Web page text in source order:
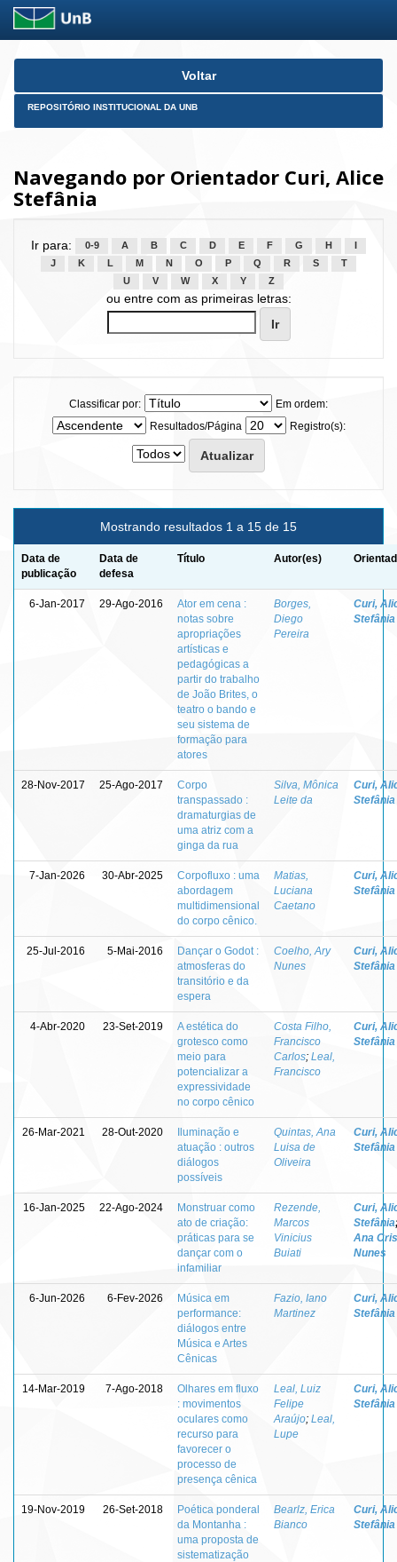
Skip
Voltar
REPOSITÓRIO INSTITUCIONAL DA UNB
Navegando por Orientador Curi, Alice
Stefânia
Ir para: 0-9 A B C D E F G H
J
K L M N O P Q R S
T
U
V W X Y Z
ou entre com as primeiras letras:
Classificar por:
Em ordem:
Resultados/Página
Registro(s):
Mostrando resultados 1 a 15 de 15
Data de
publicação
Data de
defesa
Título Autor(es)
6-Jan-2017 29-Ago-2016
Ator em cena :
notas sobre
apropriações
artísticas e
pedagógicas a
partir do trabalho
de João Brites, o
teatro o bando e
seu sistema de
formação para
atores
Borges,
Diego
Pereira
Curi,
Stefânia
28-Nov-2017 25-Ago-2017
Corpo
transpassado :
dramaturgias de
uma atriz com a
ginga da rua
Silva, Mônica
Leite da
Curi,
Stefânia
7-Jan-2026 30-Abr-2025
Corpofluxo : uma
abordagem
multidimensional
do corpo cênico.
Matias,
Luciana
Caetano
Curi,
Stefânia
25-Jul-2016 5-Mai-2016
Dançar o Godot :
atmosferas do
transitório e da
espera
Coelho, Ary
Nunes
Curi,
Stefânia
4-Abr-2020 23-Set-2019
A estética do
grotesco como
meio para
potencializar a
expressividade
no corpo cênico
Costa Filho,
Francisco
Carlos; Leal,
Francisco
Curi,
Stefânia
26-Mar-2021 28-Out-2020
Iluminação e
atuação : outros
diálogos
possíveis
Quintas, Ana
Luisa de
Oliveira
Curi,
Stefânia
16-Jan-2025 22-Ago-2024
Monstruar como
ato de criação:
práticas para se
dançar com o
infamiliar
Rezende,
Marcos
Vinicius
Buiati
Curi,
Stefânia
Ana
Nunes
6-Jun-2026 6-Fev-2026
Música em
performance:
diálogos entre
Música e Artes
Cênicas
Fazio, Iano
Martinez
Curi,
Stefânia
14-Mar-2019 7-Ago-2018
Olhares em fluxo
: movimentos
oculares como
recurso para
favorecer o
processo de
presença cênica
Leal, Luiz
Felipe
Araújo; Leal,
Lupe
Curi,
Stefânia
19-Nov-2019 26-Set-2018
Poética ponderal
da Montanha :
uma proposta de
sistematização
Bearlz, Erica
Bianco
Curi,
Stefânia